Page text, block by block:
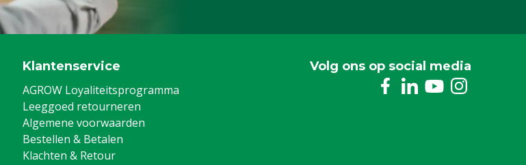
Klantenservice
AGROW Loyaliteitsprogramma
Leeggoed retourneren
Algemene voorwaarden
Bestellen & Betalen
Klachten & Retour
Volg ons op social media